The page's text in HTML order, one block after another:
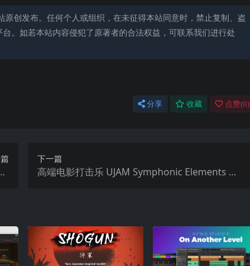
创发布。任何个人或组织，在未征得本站同意时，禁止复制、盗
。如若本站内容侵犯了原著者的合法权益，可联系我们进行处
分享 收藏 点赞(0)
下一篇
高端电影打击乐 UJAM Symphonic Elements PE